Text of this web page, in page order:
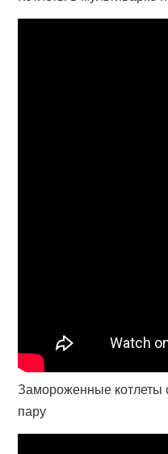
Замороженные котлеты
пару